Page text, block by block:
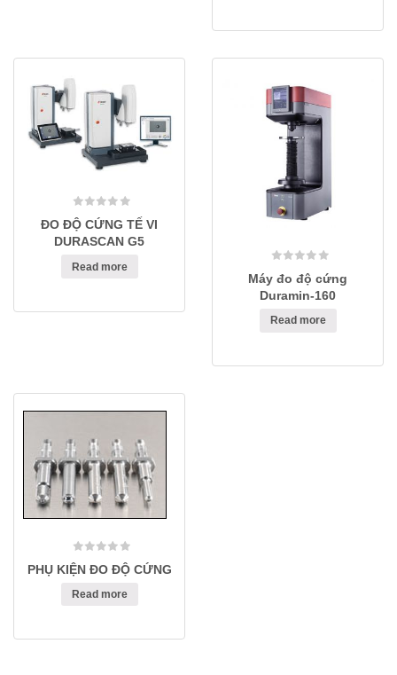
ĐO ĐỘ CỨNG TẾ VI
DURASCAN G5
Read more
Máy đo độ cứng
Duramin-160
Read more
PHỤ KIỆN ĐO ĐỘ CỨNG
Read more